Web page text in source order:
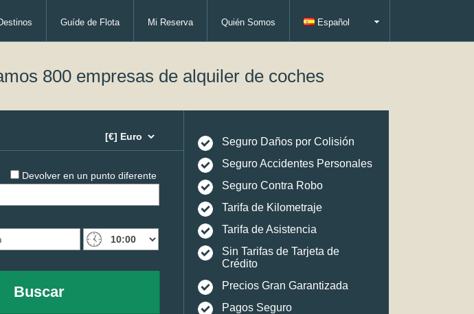
Guíde de Flota Mi Reserva Quién Somos Español
800 empresas de alquiler de coches
Devolver en un punto diferente
Buscar
Seguro Daños por Colisión
Seguro Accidentes Personales
Seguro Contra Robo
Tarifa de Kilometraje
Tarifa de Asistencia
Sin Tarifas de Tarjeta de
Crédito
Precios Gran Garantizada
Pagos Seguro